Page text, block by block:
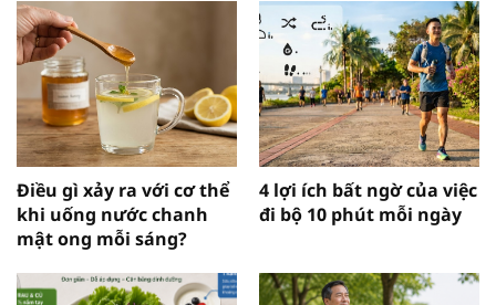
Điều gì xảy ra với cơ thể
khi uống nước chanh
mật ong mỗi sáng?
4 lợi ích bất ngờ của việc
đi bộ 10 phút mỗi ngày